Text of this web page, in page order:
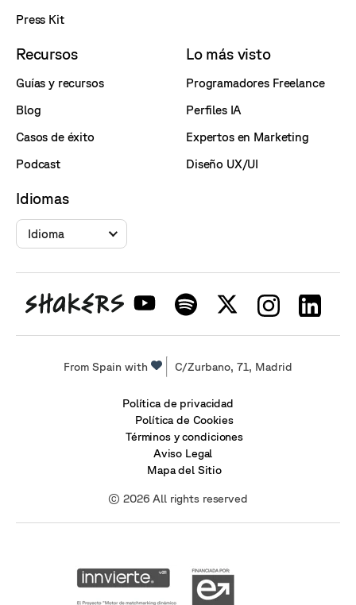
Press Kit
Recursos
Guías y recursos
Blog
Casos de éxito
Podcast
Lo más visto
Programadores Freelance
Perfiles IA
Expertos en Marketing
Diseño UX/UI
Idiomas
Idioma
From Spain with C/Zurbano, 71, Madrid
Política de privacidad
Política de Cookies
Términos y condiciones
Aviso Legal
Mapa del Sitio
© 2026 All rights reserved